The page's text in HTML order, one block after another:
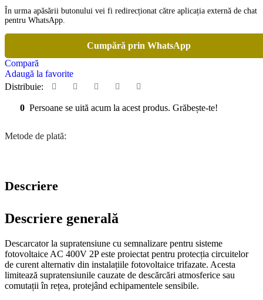
În urma apăsării butonului vei fi redirecționat către aplicația externă de chat
pentru WhatsApp.
Cumpără prin WhatsApp
Compară
Adaugă la favorite
Distribuie:
0 Persoane se uită acum la acest produs. Grăbește-te!
Metode de plată:
Descriere
Descriere generală
Descarcator la supratensiune cu semnalizare pentru sisteme
fotovoltaice AC 400V 2P este proiectat pentru protecția circuitelor
de curent alternativ din instalațiile fotovoltaice trifazate. Acesta
limitează supratensiunile cauzate de descărcări atmosferice sau
comutații în rețea, protejând echipamentele sensibile.